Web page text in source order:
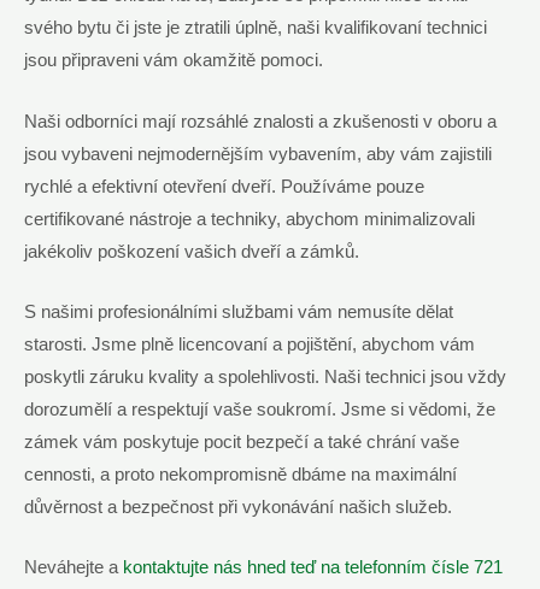
svého bytu či jste je ztratili úplně, naši kvalifikovaní technici
jsou připraveni vám okamžitě pomoci.
Naši odborníci mají rozsáhlé znalosti a zkušenosti v oboru a
jsou vybaveni nejmodernějším vybavením, aby vám zajistili
rychlé a efektivní otevření dveří. Používáme pouze
certifikované nástroje a techniky, abychom minimalizovali
jakékoliv poškození vašich dveří a zámků.
S našimi profesionálními službami vám nemusíte dělat
starosti. Jsme plně licencovaní a pojištění, abychom vám
poskytli záruku kvality a spolehlivosti. Naši technici jsou vždy
dorozumělí a respektují vaše soukromí. Jsme si vědomi, že
zámek vám poskytuje pocit bezpečí a také chrání vaše
cennosti, a proto nekompromisně dbáme na maximální
důvěrnost a bezpečnost při vykonávání našich služeb.
Neváhejte a kontaktujte nás hned teď na telefonním čísle 721